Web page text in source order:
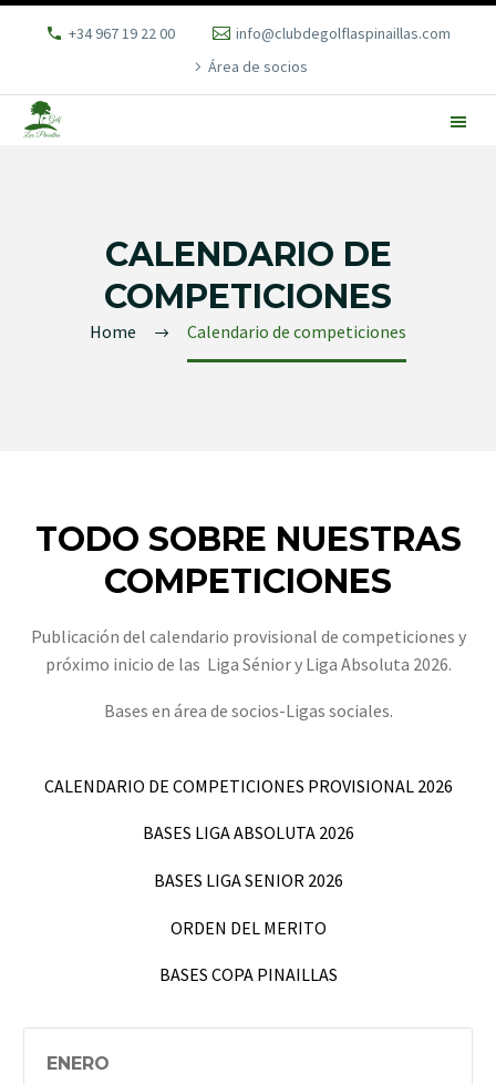
+34 967 19 22 00
info@clubdegolflaspinaillas.com
Área de socios
CALENDARIO DE
COMPETICIONES
Home Calendario de competiciones
TODO SOBRE NUESTRAS
COMPETICIONES
Publicación del calendario provisional de competiciones y
próximo inicio de las Liga Sénior y Liga Absoluta 2026.
Bases en área de socios-Ligas sociales.
CALENDARIO DE COMPETICIONES PROVISIONAL 2026
BASES LIGA ABSOLUTA 2026
BASES LIGA SENIOR 2026
ORDEN DEL MERITO
BASES COPA PINAILLAS
ENERO